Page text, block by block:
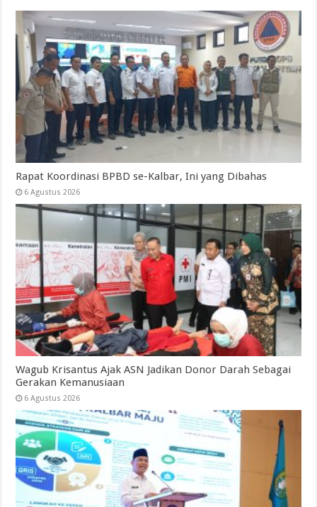
Rapat Koordinasi BPBD se-Kalbar, Ini yang Dibahas
6 Agustus 2026
Wagub Krisantus Ajak ASN Jadikan Donor Darah Sebagai
Gerakan Kemanusiaan
6 Agustus 2026